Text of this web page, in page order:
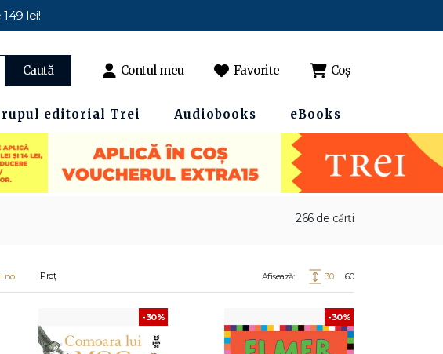
lei!
Caută Contul meu Favorite Coș
editorial Trei Audiobooks eBooks
266 de cărți
noi Preț Afișează: 30 60
-30% -30%